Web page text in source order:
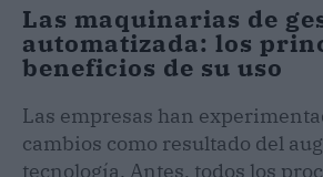
Las maquinarias de
automatizada: los
beneficios de su uso
Las empresas han
cambios como resultado del
tecnología. Antes, todos los